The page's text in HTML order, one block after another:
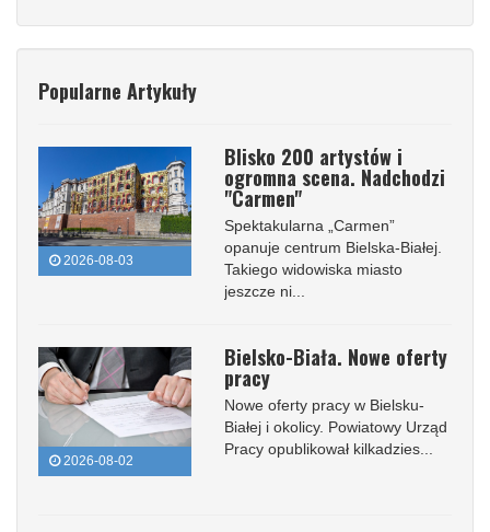
Popularne Artykuły
2026-08-03
Blisko 200 artystów i
ogromna scena. Nadchodzi
"Carmen"
Spektakularna „Carmen”
opanuje centrum Bielska-Białej.
Takiego widowiska miasto
jeszcze ni...
2026-08-02
Bielsko-Biała. Nowe oferty
pracy
Nowe oferty pracy w Bielsku-
Białej i okolicy. Powiatowy Urząd
Pracy opublikował kilkadzies...